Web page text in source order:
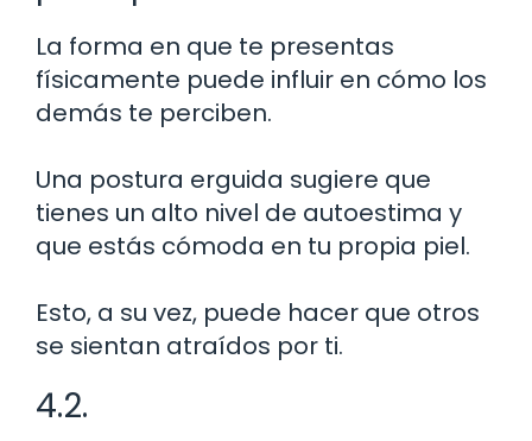
La forma en que te presentas
físicamente puede influir en cómo los
demás te perciben.
Una postura erguida sugiere que
tienes un alto nivel de autoestima y
que estás cómoda en tu propia piel.
Esto, a su vez, puede hacer que otros
se sientan atraídos por ti.
4.2.